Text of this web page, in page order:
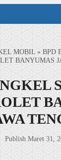
MOBIL» BPD
BANYUMAS
Publish Maret 31,